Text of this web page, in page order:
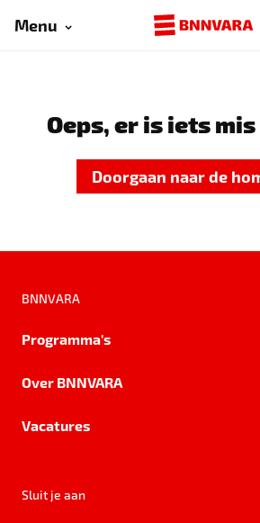
Menu
Oeps, er is iets
Doorgaan naar de
BNNVARA
Programma's
Over BNNVARA
Vacatures
Sluit je aan